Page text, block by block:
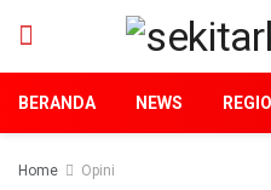
BERANDA NEWS
Home Opini